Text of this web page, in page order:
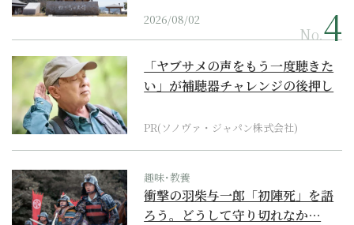
2026/08/02
No.
「ヤブサメの声をもう一度聴きた
い」が補聴器チャレンジの後押し
PR(ソノヴァ・ジャパン株式会社)
趣味･教養
衝撃の羽柴与一郎「初陣死」を語
ろう。どうして守り切れなか…